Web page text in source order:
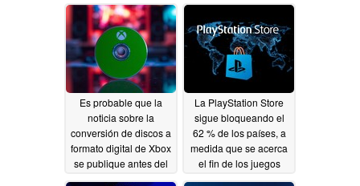
noticias sobre los
discos de la PS5
07/29/2026
Es probable que la
noticia sobre la
conversión de discos a
formato digital de Xbox
se publique antes del
La PlayStation Store
sigue bloqueando el
62 % de los países, a
medida que se acerca
el fin de los juegos